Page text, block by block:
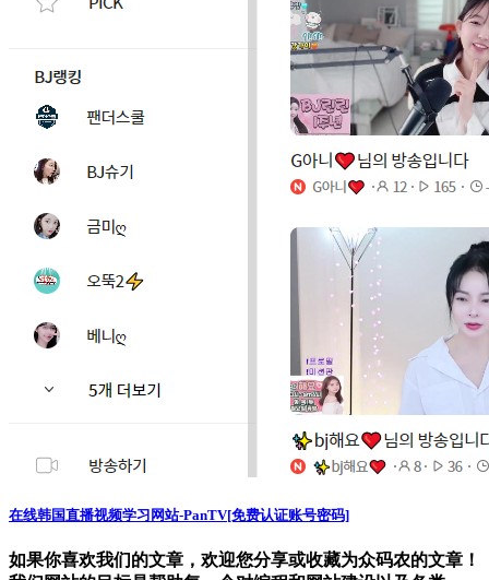
在线韩国直播视频学习网站-PanTV[免费认证账号密码]
如果你喜欢我们的文章，欢迎您分享或收藏为众码农的文章！